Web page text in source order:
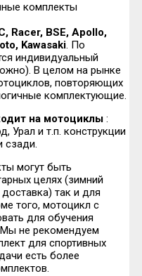
комплекты
, Racer, BSE, Apollo,
Kawasaki. По
индивидуальный
В целом на рынке
повторяющих
комплектующие.
на мотоциклы :
Урал и т.п. конструкции
сзади.
могут быть
целях (зимний
так и для
того, мотоцикл с
для обучения
не рекомендуем
для спортивных
есть более